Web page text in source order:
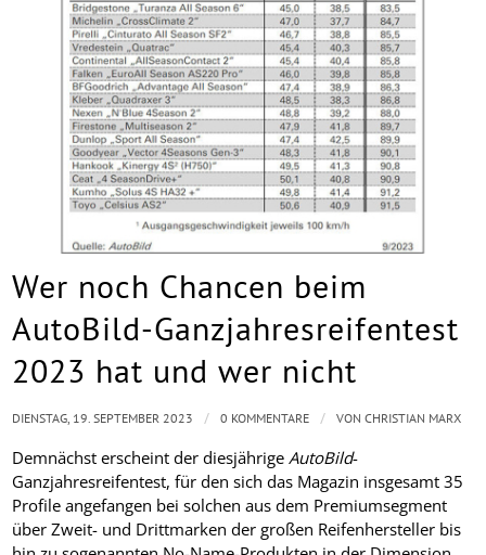
Wer noch Chancen beim
AutoBild-Ganzjahresreifentest
2023 hat und wer nicht
Demnächst erscheint der diesjährigeAutoBild-
Ganzjahresreifentest, für den sich das Magazin insgesamt 35
Profile angefangen bei solchen aus dem Premiumsegment
über Zweit- und Drittmarken der großen Reifenhersteller bis
DIENSTAG, 19. SEPTEMBER 2023 / 0 KOMMENTARE / VONCHRISTIAN MARX